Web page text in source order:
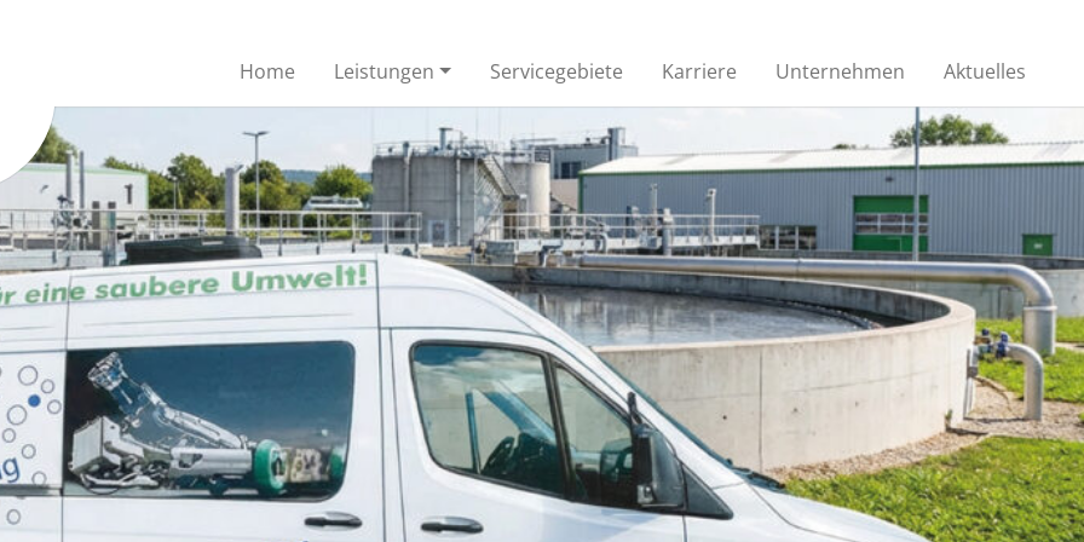
Home Leistungen
Inspektion
Mini-Farb-TV-
werden Schäden
Kanalreinigung
Die Kanalisation ermöglicht ein
gesundes und urbanes Leben
Kanalinspektion
Regelmäßige Inspektionen zur
Lokalisierung von Schäden
und Auskleidung von
mit
200.
Kanalreparatur offen
Je nach Schadensbild ist die
Behebung der örtlich begrenzten
Schäden oft unumgänglich
Auskleidungsverfahren
Zur Behandlung von
mineralölhaltigem Abwasser oder
als Rückhalteeinrichtungen
eine große Auswahl an
Höchstdruck-
Wasserstrahlen
Wir haben im Bereich
Höchstdrucktechnik weit mehr als
30 Jahre Erfahrung
STREET TO HOME®
Ein völlig neues Verfahren zur
grabenlosen
Hausanschlusssanierung aus dem
Bereich Rohr- und Kanalsanierung.
Servicegebiete Karriere Unternehmen Aktuelles